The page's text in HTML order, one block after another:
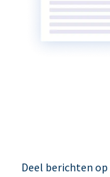
Deel berichten